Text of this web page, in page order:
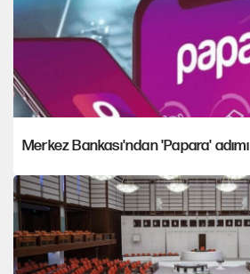
Merkez Bankası'ndan 'Papara' adımı